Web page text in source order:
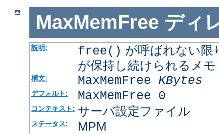
MaxMemFree ディ
説明: free() が呼ばれない限
が保持し続けられるメ
構文: MaxMemFree KBytes
デフォルト: MaxMemFree 0
コンテキスト: サーバ設定ファイル
ステータス: MPM